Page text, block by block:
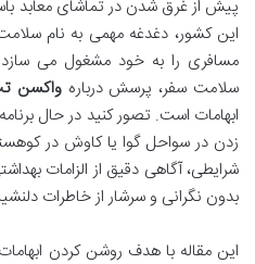
پیش از غرق شدن در تماشای معابد
این کشور، دغدغه مهمی به نام
مسافری را به خود مشغول می سازد.
سلامت سفر، پرسش دربارهواکسن
ابهامات است. تصور کنید در حال
زدن در سواحل گوا یا کاوش در
شرایطی، آگاهی دقیق از الزامات
بدون نگرانی و سرشار از خاطرات
این مقاله با هدف روشن کردن